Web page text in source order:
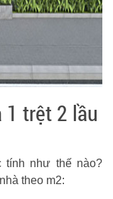
1 trệt 2 lầu
như thế nào?
theo m2: